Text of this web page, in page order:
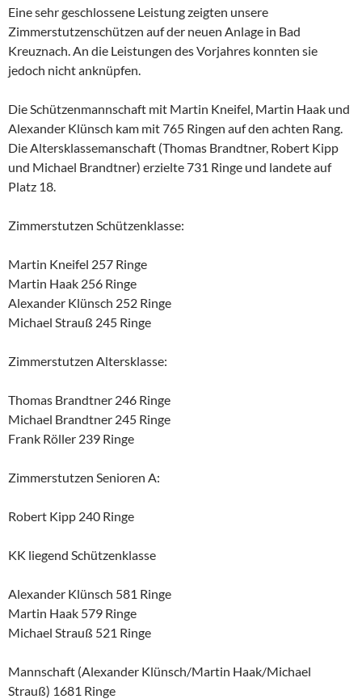
Eine sehr geschlossene Leistung zeigten unsere
Zimmerstutzenschützen auf der neuen Anlage in Bad
Kreuznach. An die Leistungen des Vorjahres konnten sie
jedoch nicht anknüpfen.
Die Schützenmannschaft mit Martin Kneifel, Martin Haak und
Alexander Klünsch kam mit 765 Ringen auf den achten Rang.
Die Altersklassemanschaft (Thomas Brandtner, Robert Kipp
und Michael Brandtner) erzielte 731 Ringe und landete auf
Platz 18.
Zimmerstutzen Schützenklasse:
Martin Kneifel 257 Ringe
Martin Haak 256 Ringe
Alexander Klünsch 252 Ringe
Michael Strauß 245 Ringe
Zimmerstutzen Altersklasse:
Thomas Brandtner 246 Ringe
Michael Brandtner 245 Ringe
Frank Röller 239 Ringe
Zimmerstutzen Senioren A:
Robert Kipp 240 Ringe
KK liegend Schützenklasse
Alexander Klünsch 581 Ringe
Martin Haak 579 Ringe
Michael Strauß 521 Ringe
Mannschaft (Alexander Klünsch/Martin Haak/Michael
Strauß) 1681 Ringe